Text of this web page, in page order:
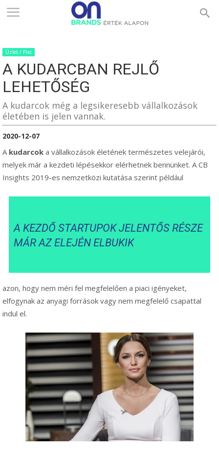
ONBRANDS
–
ALAPON
Üzlet / Piac
A KUDARCBAN REJLŐ
LEHETŐSÉG
A kudarcok még a legsikeresebb vállalkozások
életében is jelen vannak.
2020-12-07
Akudarcok a vállalkozások életének természetes velejárói,
melyek már a kezdeti lépésekkor elérhetnek bennünket. A CB
Insights 2019-es nemzetközi kutatása szerint például
A KEZDŐ STARTUPOK JELENTŐS RÉSZE
MÁR AZ ELEJÉN ELBUKIK
azon, hogy nem méri fel megfelelően a piaci igényeket,
elfogynak az anyagi források vagy nem megfelelő csapattal
indul el.